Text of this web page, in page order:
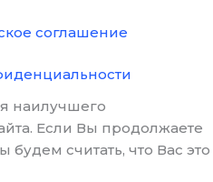
соглашение
наилучшего
Если Вы продолжаете
будем считать, что Вас это